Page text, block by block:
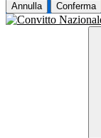
Annulla Conferma